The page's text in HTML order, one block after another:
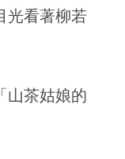
光看著柳若
山茶姑娘的